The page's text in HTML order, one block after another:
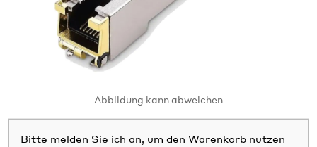
Abbildung kann abweichen
Bitte melden Sie ich an, um den Warenkorb nutzen